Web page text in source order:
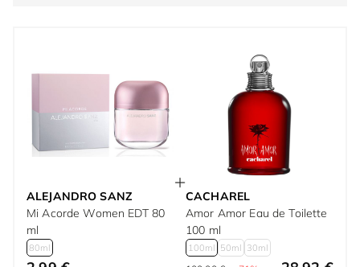
ALEJANDRO SANZ
Mi Acorde Women EDT 80
ml
80ml
CACHAREL
Amor Amor Eau de Toilette
100 ml
100ml 50ml 30ml